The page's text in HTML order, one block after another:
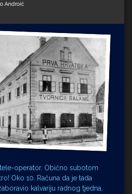
Androić
operator. Obično subotom
Oko 10. Računa da je tada
kalvariju radnog tjedna,